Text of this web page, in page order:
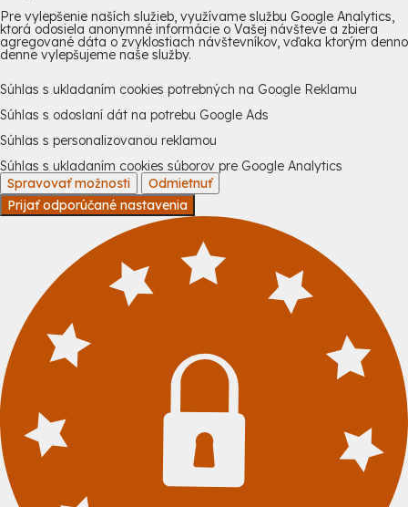
Pre vylepšenie naších služieb, využívame službu Google Analytics,
ktorá odosiela anonymné informácie o Vašej návšteve a zbiera
agregované dáta o zvyklostiach návštevníkov, vďaka ktorým denno
denne vylepšujeme naše služby.
Súhlas s ukladaním cookies potrebných na Google Reklamu
Súhlas s odoslaní dát na potrebu Google Ads
Súhlas s personalizovanou reklamou
Súhlas s ukladaním cookies súborov pre Google Analytics
Spravovať možnosti
Odmietnuť
Prijať odporúčané nastavenia